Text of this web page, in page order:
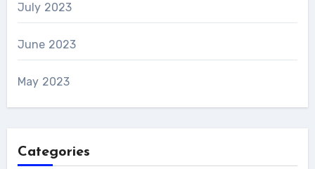
July 2023
June 2023
May 2023
Categories